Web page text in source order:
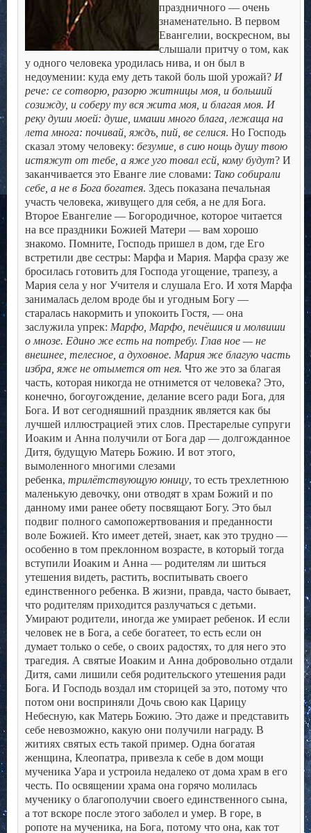
праздничного — очень
знаменательно. В первом
Евангелии, воскресном, вы
слышали притчу о том, как
у одного человека уродилась нива, и он был в
недоумении: куда ему деть такой боль шой урожай? И
рече: се сотворю, разорю житницы моя, и больший
созижду, и соберу ту вся жита моя, и благая моя. И
реку души моей: душе, имаши много блага, лежаща на
лета многа: почивай, яждъ, пий, ве селися. Но Господь
сказал этому человеку: безумие, в сию нощь душу твою
истяжут от тебе, а яже уго товал есй, кому будут? И
заканчивается это Еванге лие словами: Тако собирали
себе, а не в Бога богатея. Здесь показана печальная
участь человека, живущего для себя, а не для Бога.
Второе Евангелие — Богородичное, которое читается
на все праздники Божией Матери — вам хорошо
знакомо. Помните, Господь пришел в дом, где Его
встретили две сестры: Марфа и Мария. Марфа сразу же
бросилась готовить для Господа угощение, трапезу, а
Мария села у ног Учителя и слушала Его. И хотя Марфа
занималась делом вроде бы и угодным Богу —
старалась накормить и упокоить Гостя, — она
заслужила упрек: Марфо, Марфо, печёшися и молвиши
о мнозе. Едино же есть на потребу. Глав ное — не
внешнее, телесное, а духовное. Мария же благую часть
избра, яже не отымется от нея. Что же это за благая
часть, которая никогда не отнимется от человека? Это,
конечно, богоугождение, делание всего ради Бога, для
Бога. И вот сегодняшний праздник является как бы
лучшей иллюстрацией этих слов. Престарелые супруги
Иоаким и Анна получили от Бога дар — долгожданное
Дитя, будущую Матерь Божию. И вот этого,
вымоленного многими слезами
ребенка, трилётствующую юницу, то есть трехлетнюю
маленькую девочку, они отводят в храм Божий и по
данному ими ранее обету посвящают Богу. Это был
подвиг полного самопожертвования и преданности
воле Божией. Кто имеет детей, знает, как это трудно —
особенно в том преклонном возрасте, в который тогда
вступили Иоаким и Анна — родителям ли шиться
утешения видеть, растить, воспитывать своего
единственного ребенка. В жизни, правда, часто бывает,
что родителям приходится разлучаться с детьми.
Умирают родители, иногда же умирает ребенок. И если
человек не в Бога, а себе богатеет, то есть если он
думает только о себе, о своих радостях, то для него это
трагедия. А святые Иоаким и Анна добровольно отдали
Дитя, сами лишили себя родительского утешения ради
Бога. И Господь воздал им сторицей за это, потому что
потом они восприняли Дочь свою как Царицу
Небесную, как Матерь Божию. Это даже и представить
себе невозможно, какую они получили награду. В
житиях святых есть такой пример. Одна богатая
женщина, Клеопатра, привезла к себе в дом мощи
мученика Уара и устроила недалеко от дома храм в его
честь. По освящении храма она горячо молилась
мученику о благополучии своего единственного сына,
а тот вскоре после этого заболел и умер. В горе, в
ропоте на мученика, на Бога, потому что она, как тот